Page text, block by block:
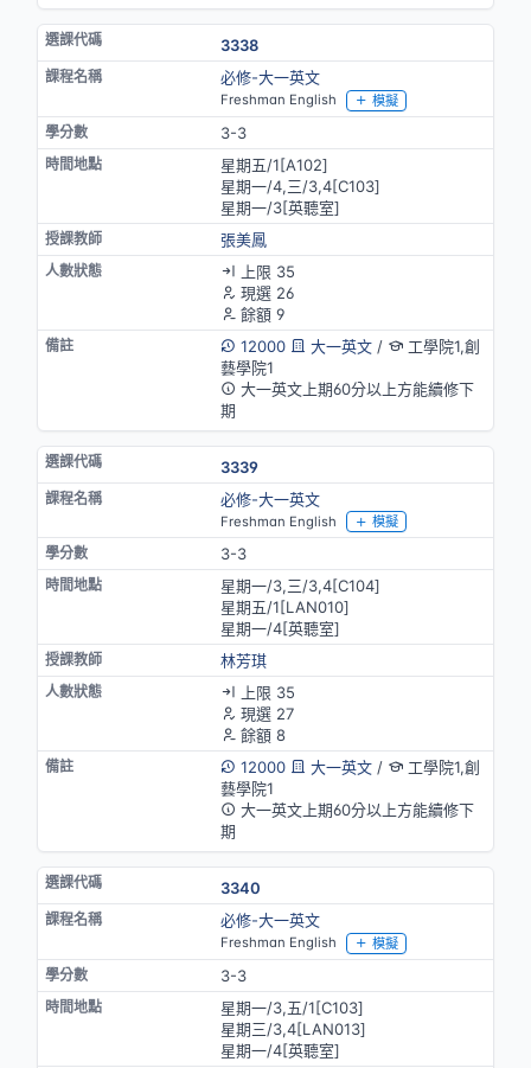
3338
必修-大一英文
Freshman English 模擬
3-3
星期五/1[A102]
星期一/4,三/3,4[C103]
星期一/3[英聽室]
張美鳳
上限 35
現選 26
餘額 9
12000
大一英文/
工學院1,創
藝學院1
大一英文上期60分以上方能續修下
期
3339
必修-大一英文
Freshman English 模擬
3-3
星期一/3,三/3,4[C104]
星期五/1[LAN010]
星期一/4[英聽室]
林芳琪
上限 35
現選 27
餘額 8
12000
大一英文/
工學院1,創
藝學院1
大一英文上期60分以上方能續修下
期
3340
必修-大一英文
Freshman English 模擬
3-3
星期一/3,五/1[C103]
星期三/3,4[LAN013]
星期一/4[英聽室]